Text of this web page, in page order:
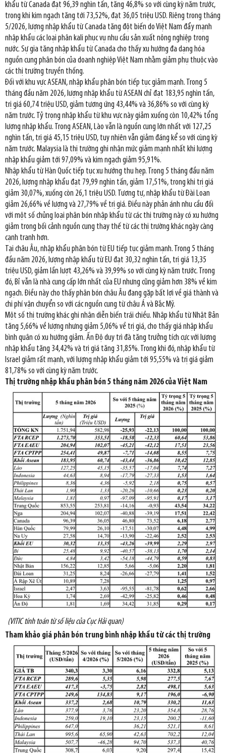
khẩu từ Canada đạt 96,39 nghìn tấn, tăng 46,8% so với cùng kỳ năm trước,
trong khi kim ngạch tăng tới 73,52%, đạt 36,05 triệu USD. Riêng trong tháng
5/2026, lượng nhập khẩu từ Canada tăng đột biến do Việt Nam đẩy mạnh
nhập khẩu các loại phân kali phục vụ nhu cầu sản xuất nông nghiệp trong
nước. Sự gia tăng nhập khẩu từ Canada cho thấy xu hướng đa dạng hóa
nguồn cung phân bón của doanh nghiệp Việt Nam nhằm giảm phụ thuộc vào
các thị trường truyền thống.
Đối với khu vực ASEAN, nhập khẩu phân bón tiếp tục giảm mạnh. Trong 5
tháng đầu năm 2026, lượng nhập khẩu từ ASEAN chỉ đạt 183,95 nghìn tấn,
trị giá 60,74 triệu USD, giảm tương ứng 43,44% và 36,86% so với cùng kỳ
năm trước. Tỷ trọng nhập khẩu từ khu vực này giảm xuống còn 10,42% tổng
lượng nhập khẩu. Trong ASEAN, Lào vẫn là nguồn cung lớn nhất với 127,25
nghìn tấn, trị giá 45,15 triệu USD, tuy nhiên vẫn giảm đáng kể so với cùng kỳ
năm trước. Malaysia là thị trường ghi nhận mức giảm mạnh nhất khi lượng
nhập khẩu giảm tới 97,09% và kim ngạch giảm 95,91%.
Nhập khẩu từ Hàn Quốc tiếp tục xu hướng thu hẹp. Trong 5 tháng đầu năm
2026, lượng nhập khẩu đạt 79,99 nghìn tấn, giảm 17,51%, trong khi trị giá
giảm 30,07%, xuống còn 26,1 triệu USD. Tương tự, nhập khẩu từ Đài Loan
giảm 26,66% về lượng và 27,79% về trị giá. Điều này phản ánh nhu cầu đối
với một số chủng loại phân bón nhập khẩu từ các thị trường này có xu hướng
giảm trong bối cảnh nguồn cung thay thế từ các thị trường khác ngày càng
cạnh tranh hơn.
Tại châu Âu, nhập khẩu phân bón từ EU tiếp tục giảm mạnh. Trong 5 tháng
đầu năm 2026, lượng nhập khẩu từ EU đạt 30,32 nghìn tấn, trị giá 13,35
triệu USD, giảm lần lượt 43,26% và 39,99% so với cùng kỳ năm trước. Trong
đó, Bỉ vẫn là nhà cung cấp lớn nhất của EU nhưng cũng giảm hơn 38% về kim
ngạch. Điều này cho thấy phân bón châu Âu đang gặp bất lợi về giá thành và
chi phí vận chuyển so với các nguồn cung từ châu Á và Bắc Mỹ.
Một số thị trường khác ghi nhận diễn biến trái chiều. Nhập khẩu từ Nhật Bản
tăng 5,66% về lượng nhưng giảm 5,06% về trị giá, cho thấy giá nhập khẩu
bình quân có xu hướng giảm. Ấn Độ duy trì đà tăng trưởng tích cực với lượng
nhập khẩu tăng 34,42% và trị giá tăng 31,85%. Trong khi đó, nhập khẩu từ
Israel giảm rất mạnh, với lượng nhập khẩu giảm tới 95,55% và trị giá giảm
81,78% so với cùng kỳ năm trước.
Thị trường nhập khẩu phân bón 5 tháng năm 2026 của Việt Nam
(VITIC tính toán từ số liệu của Cục Hải quan)
Tham khảo giá phân bón trung bình nhập khẩu từ các thị trường